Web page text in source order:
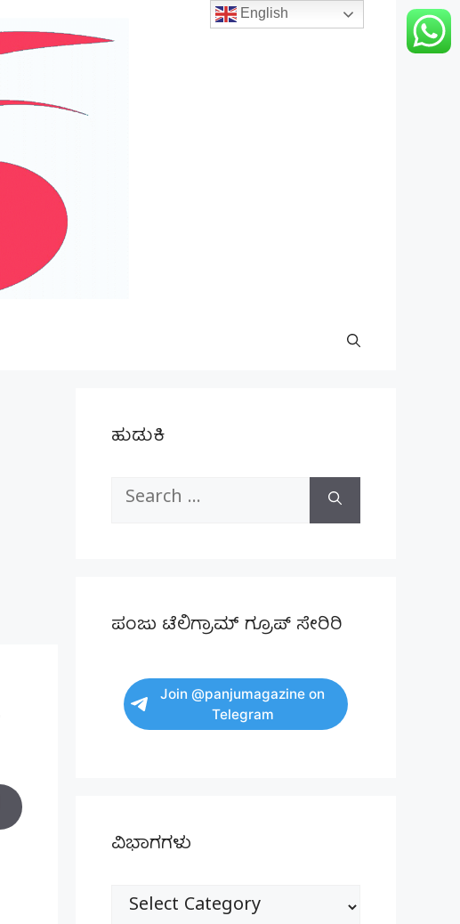
ಹುಡುಕಿ
Search
ಪಂಜು ಟೆಲಿಗ್ರಾಮ್ ಗ್ರೂಪ್ ಸೇರಿರಿ
Join @panjumagazine on
Telegram
ವಿಭಾಗಗಳು
ವಿಭಾಗಗಳು
English